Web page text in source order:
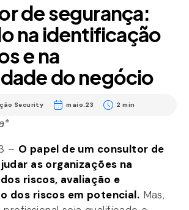
de segurança:
na identificação
e na
do negócio
Security maio.23 2 min
– O papel de um consultor de
as organizações na
riscos, avaliação e
dos riscos em potencial. Mas,